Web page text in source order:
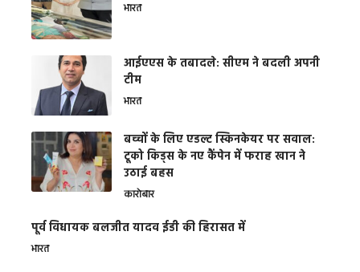
भारत
आईएएस के तबादले: सीएम ने बदली अपनी
टीम
भारत
बच्चों के लिए एडल्ट स्किनकेयर पर सवाल:
टूको किड्स के नए कैंपेन में फराह खान ने
उठाई बहस
कारोबार
पूर्व विधायक बलजीत यादव ईडी की हिरासत में
भारत